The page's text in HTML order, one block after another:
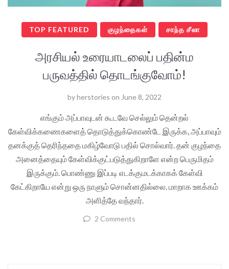
TOP FEATURED குழந்தைகள் சாந்த சீலா
அரசியல் உரையாடலைப் பதின்ம
பருவத்தில் தொடங்குவோம்!
byherstories on June 8, 2022
எங்கும் அப்பாவுடன் கூடவே செல்லும் தென்றல்
கேள்விக்கணைகளைத் தொடுத்துக்கொண்டே இருக்க, அப்பாவும்
தனக்குத் தெரிந்ததை மகிழ்வோடு பதில் சொல்வார். தன் குழந்தை
அனைத்தையும் கேள்விக்குட்படுத்துகிறாளே என்ற பெருமிதம்
இருக்கும். பொண்ணு இப்படி எடக்குமடக்காகக் கேள்வி
கேட்கிறாயே என்று ஒரு நாளும் சொன்னதில்லை. மாறாக ஊக்கம்
அளித்தே வந்தார்.
2 Comments